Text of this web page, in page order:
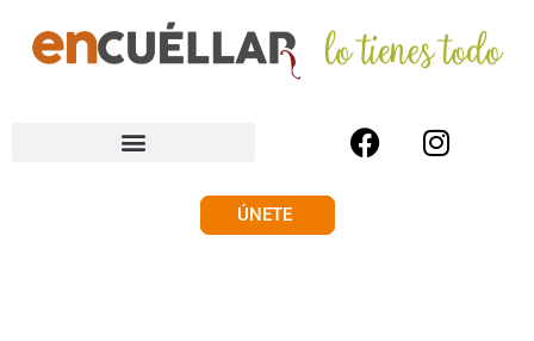
ÚNETE